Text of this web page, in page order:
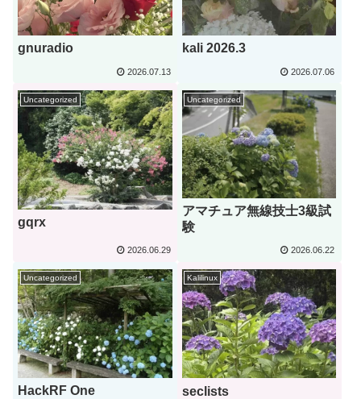
gnuradio
2026.07.13
kali 2026.3
2026.07.06
Uncategorized
gqrx
2026.06.29
Uncategorized
アマチュア無線技士3級試
験
2026.06.22
Uncategorized
HackRF One
Kalilinux
seclists